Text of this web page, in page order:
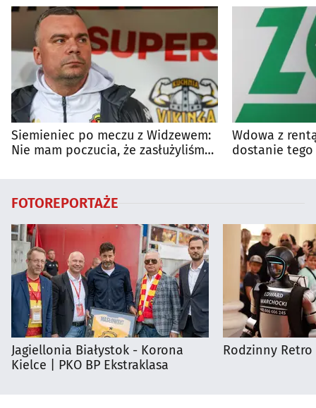
Siemieniec po meczu z Widzewem:
Nie mam poczucia, że zasłużyliśmy
Wdowa z
dostanie tego
FOTOREPORTAŻE
Jagiellonia Białystok - Korona
Kielce | PKO BP Ekstraklasa
Rodzinny Retro